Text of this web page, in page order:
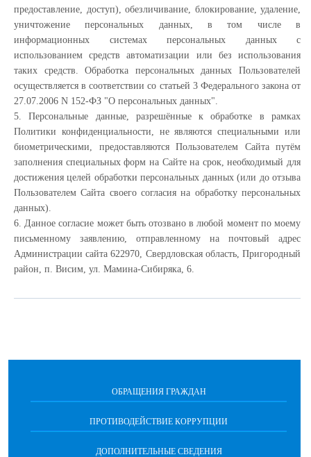
предоставление, доступ), обезличивание, блокирование, удаление,
уничтожение персональных данных, в том числе в
информационных системах персональных данных с
использованием средств автоматизации или без использования
таких средств. Обработка персональных данных Пользователей
осуществляется в соответствии со статьей 3 Федерального закона от
27.07.2006 N 152-ФЗ "О персональных данных".
5. Персональные данные, разрешённые к обработке в рамках
Политики конфиденциальности, не являются специальными или
биометрическими, предоставляются Пользователем Сайта путём
заполнения специальных форм на Сайте на срок, необходимый для
достижения целей обработки персональных данных (или до отзыва
Пользователем Сайта своего согласия на обработку персональных
данных).
6. Данное согласие может быть отозвано в любой момент по моему
письменному заявлению, отправленному на почтовый адрес
Администрации сайта 622970, Свердловская область, Пригородный
район, п. Висим, ул. Мамина-Сибиряка, 6.
ОБРАЩЕНИЯ ГРАЖДАН
ПРОТИВОДЕЙСТВИЕ КОРРУПЦИИ
ДОПОЛНИТЕЛЬНЫЕ СВЕДЕНИЯ